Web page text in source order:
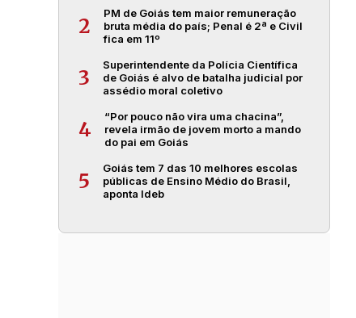
2
PM de Goiás tem maior remuneração
bruta média do país; Penal é 2ª e Civil
fica em 11º
3
Superintendente da Polícia Científica
de Goiás é alvo de batalha judicial por
assédio moral coletivo
4
“Por pouco não vira uma chacina”,
revela irmão de jovem morto a mando
do pai em Goiás
5
Goiás tem 7 das 10 melhores escolas
públicas de Ensino Médio do Brasil,
aponta Ideb